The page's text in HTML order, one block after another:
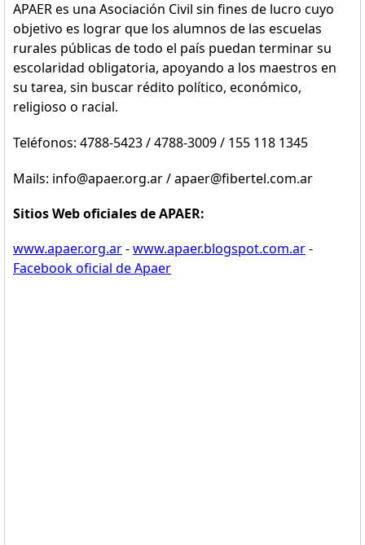
APAER es una Asociación Civil sin fines de lucro cuyo
objetivo es lograr que los alumnos de las escuelas
rurales públicas de todo el país puedan terminar su
escolaridad obligatoria, apoyando a los maestros en
su tarea, sin buscar rédito político, económico,
religioso o racial.
Teléfonos: 4788-5423 / 4788-3009 / 155 118 1345
Mails: info@apaer.org.ar / apaer@fibertel.com.ar
Sitios Web oficiales de APAER:
www.apaer.org.ar-www.apaer.blogspot.com.ar-
Facebook oficial de Apaer